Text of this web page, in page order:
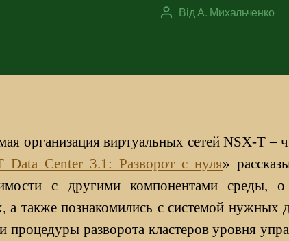
Автор
ВідА. Михальченко
организация виртуальных сетей NSX-T
Data Center 3.1: Разворот с нуля»
с другими компонентами
также познакомились с системой
процедуры разворота кластеров уровня